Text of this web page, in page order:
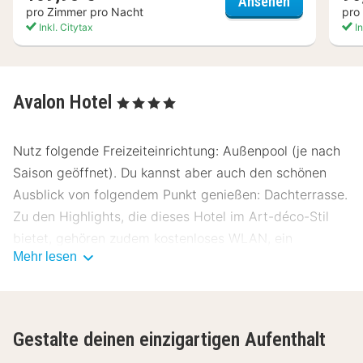
pro Zimmer pro Nacht
Inkl. Citytax
pro
Avalon Hotel , 4 Sterne
Nutz folgende Freizeiteinrichtung: Außenpool (je nach
Saison geöffnet). Du kannst aber auch den schönen
Ausblick von folgendem Punkt genießen: Dachterrasse.
Zu den Highlights, die dieses Hotel im Art-déco-Stil
bietet, gehören zudem kostenloses WLAN, ein
Concierge-Service und Einkaufsmöglichkeiten.
bequem auf deinem Zimmer und nutz den
Mehr lesen
Gestalte deinen einzigartigen Aufenthalt